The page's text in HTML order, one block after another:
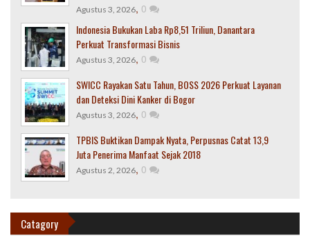
Agustus 3, 2026, 0
Indonesia Bukukan Laba Rp8,51 Triliun, Danantara
Perkuat Transformasi Bisnis
Agustus 3, 2026, 0
SWICC Rayakan Satu Tahun, BOSS 2026 Perkuat Layanan
dan Deteksi Dini Kanker di Bogor
Agustus 3, 2026, 0
TPBIS Buktikan Dampak Nyata, Perpusnas Catat 13,9
Juta Penerima Manfaat Sejak 2018
Agustus 2, 2026, 0
Catagory